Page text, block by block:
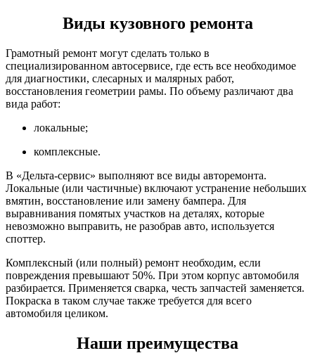
Виды кузовного ремонта
Грамотный ремонт могут сделать только в
специализированном автосервисе, где есть все необходимое
для диагностики, слесарных и малярных работ,
восстановления геометрии рамы. По объему различают два
вида работ:
локальные;
комплексные.
В «Дельта-сервис» выполняют все виды авторемонта.
Локальные (или частичные) включают устранение небольших
вмятин, восстановление или замену бампера. Для
выравнивания помятых участков на деталях, которые
невозможно выправить, не разобрав авто, используется
споттер.
Комплексный (или полный) ремонт необходим, если
повреждения превышают 50%. При этом корпус автомобиля
разбирается. Применяется сварка, честь запчастей заменяется.
Покраска в таком случае также требуется для всего
автомобиля целиком.
Наши преимущества